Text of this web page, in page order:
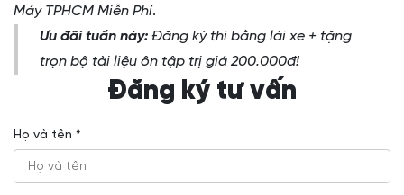
Máy TPHCM Miễn Phí.
Ưu đãi tuần này: Đăng ký thi bằng lái xe + tặng
trọn bộ tài liệu ôn tập trị giá 200.000đ!
Đăng ký tư vấn
Họ và tên *